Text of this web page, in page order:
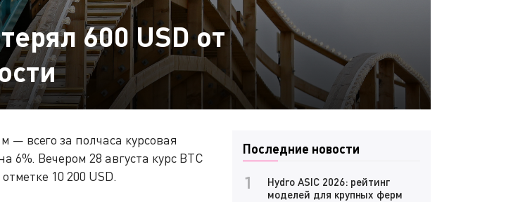
600 USD от
всего за полчаса курсовая
6%. Вечером 28 августа курс BTC
10 200 USD.
Последние новости
1
Hydro ASIC 2026: рейтинг
моделей для крупных ферм